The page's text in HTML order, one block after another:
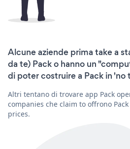
Alcune aziende prima take a
da te) Pack o hanno un
di poter costruire a Pack in 'no
Altri tentano di trovare app Pack
companies che claim to offrono
prices.